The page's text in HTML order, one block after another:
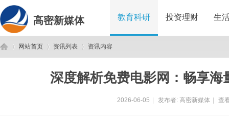
高密新媒体 教育科研 投资理财 生
网站首页 资讯列表 资讯内容
深度解析免费电影网：畅享
2026-06-05 发布者: 高密新媒体 查